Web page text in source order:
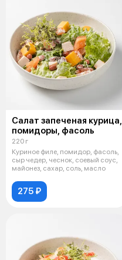
Салат запеченая курица,
помидоры, фасоль
220 г
Куриное филе, помидор, фасоль,
сыр чедер, чеснок, соевый соус,
майонез, сахар, соль, масло
275 ₽